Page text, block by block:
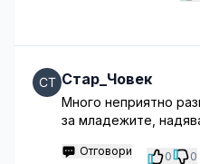
Стар_Човек
Много неприятно
за младежите,
Отговори 0 0